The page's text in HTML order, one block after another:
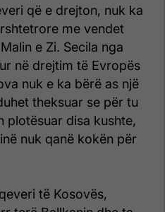
që e drejton, nuk ka
me vendet
e Zi. Secila nga
në drejtim të Evropës
nuk e ka bërë as një
theksuar se për tu
plotësuar disa kushte,
nuk qanë kokën për
të Kosovës,